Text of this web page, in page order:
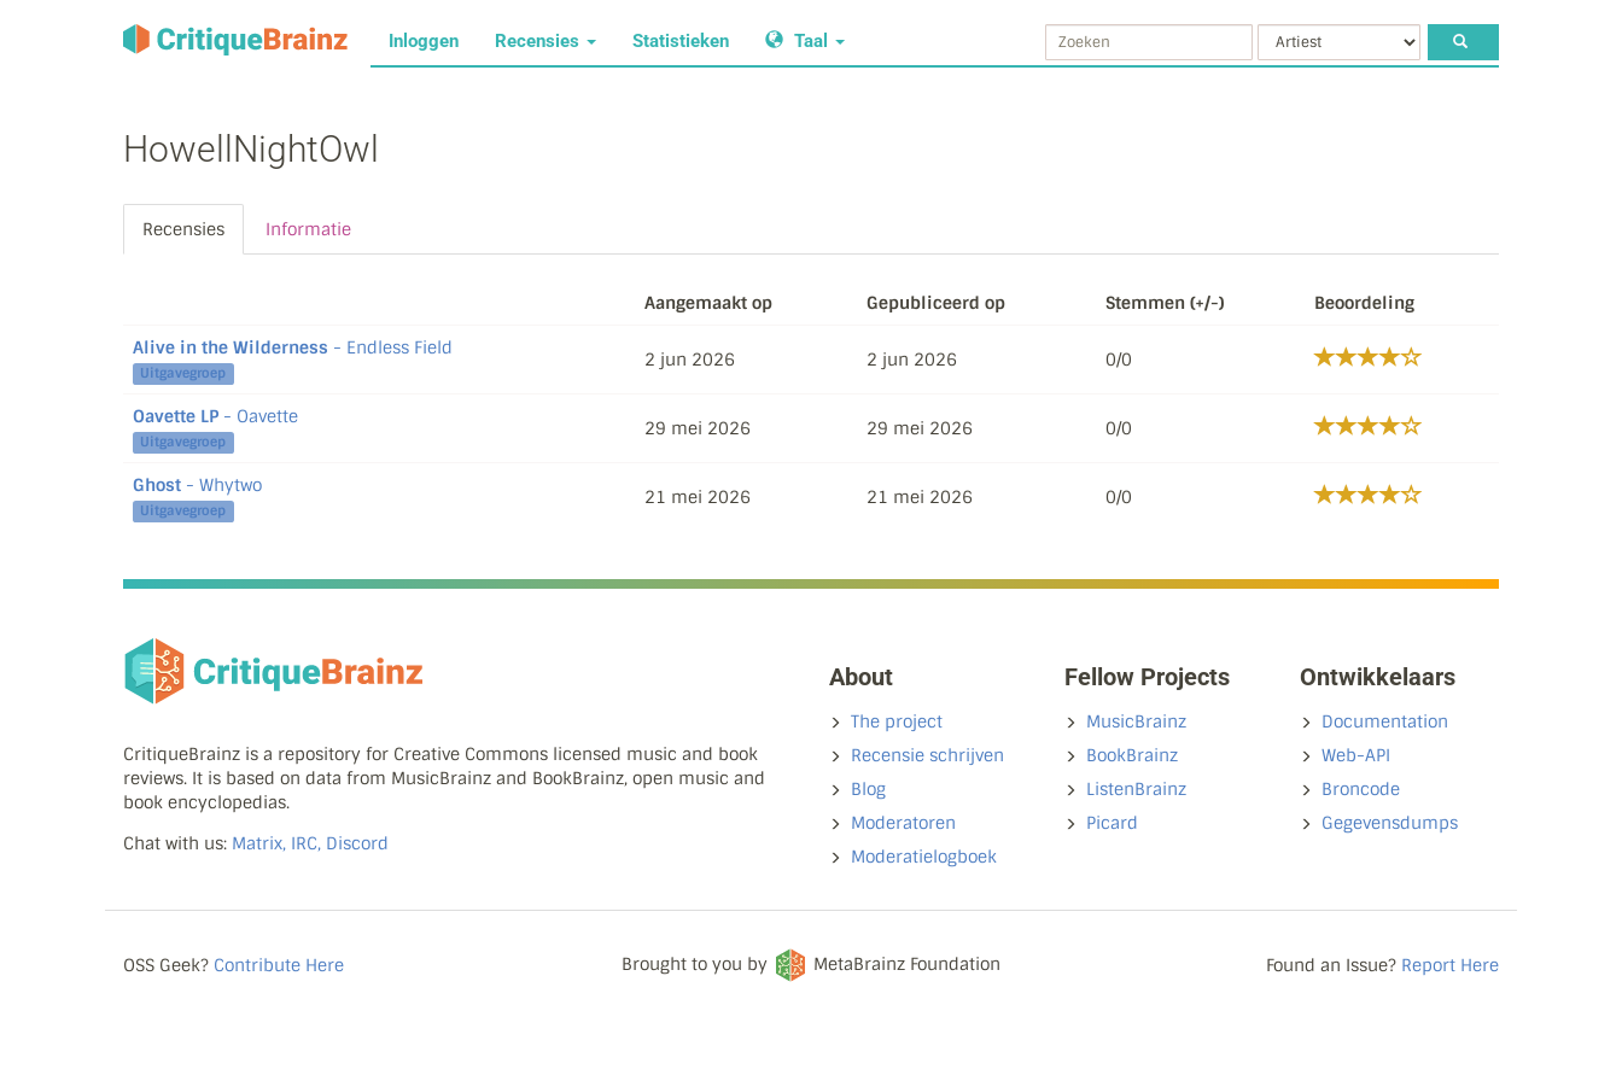
Inloggen Recensies Statistieken Taal
HowellNightOwl
Recensies Informatie
Aangemaakt op Gepubliceerd op Stemmen (+/-) Beoordeling
Alive in the Wilderness - Endless Field
Uitgavegroep
2 jun 2026 2 jun 2026 0/0
Oavette LP - Oavette
Uitgavegroep
29 mei 2026 29 mei 2026 0/0
Ghost - Whytwo
Uitgavegroep
21 mei 2026 21 mei 2026 0/0
CritiqueBrainz is a repository for Creative Commons licensed music and book
reviews. It is based on data from MusicBrainz and BookBrainz, open music and
book encyclopedias.
Chat with us: Matrix, IRC, Discord
About
The project
Recensie schrijven
Blog
Moderatoren
Moderatielogboek
Fellow Projects
MusicBrainz
BookBrainz
ListenBrainz
Picard
Ontwikkelaars
Documentation
Web-API
Broncode
Gegevensdumps
OSS Geek? Contribute Here Brought to you by MetaBrainz Foundation Found an Issue? Report Here